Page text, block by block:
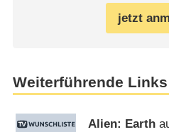
jetzt
Weiterführende Links
Alien: Earth